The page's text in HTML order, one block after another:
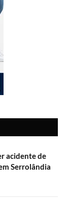
acidente de
Serrolândia